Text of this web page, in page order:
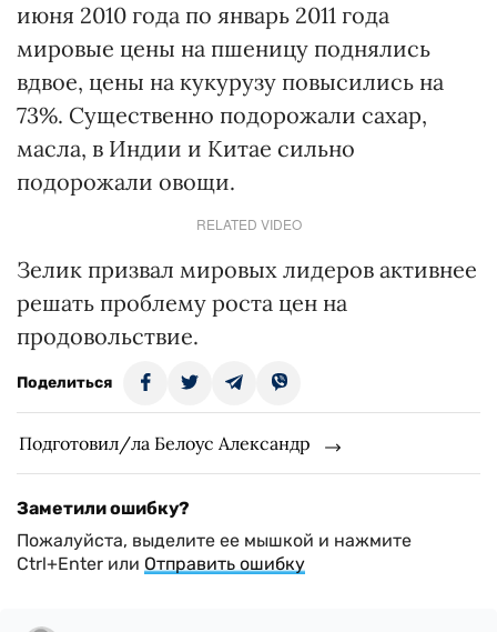
июня 2010 года по январь 2011 года
мировые цены на пшеницу поднялись
вдвое, цены на кукурузу повысились на
73%. Существенно подорожали сахар,
масла, в Индии и Китае сильно
подорожали овощи.
RELATED VIDEO
Зелик призвал мировых лидеров активнее
решать проблему роста цен на
продовольствие.
Поделиться
Подготовил/ла Белоус Александр
Заметили ошибку?
Пожалуйста, выделите ее мышкой и нажмите
Ctrl+Enter или Отправить ошибку